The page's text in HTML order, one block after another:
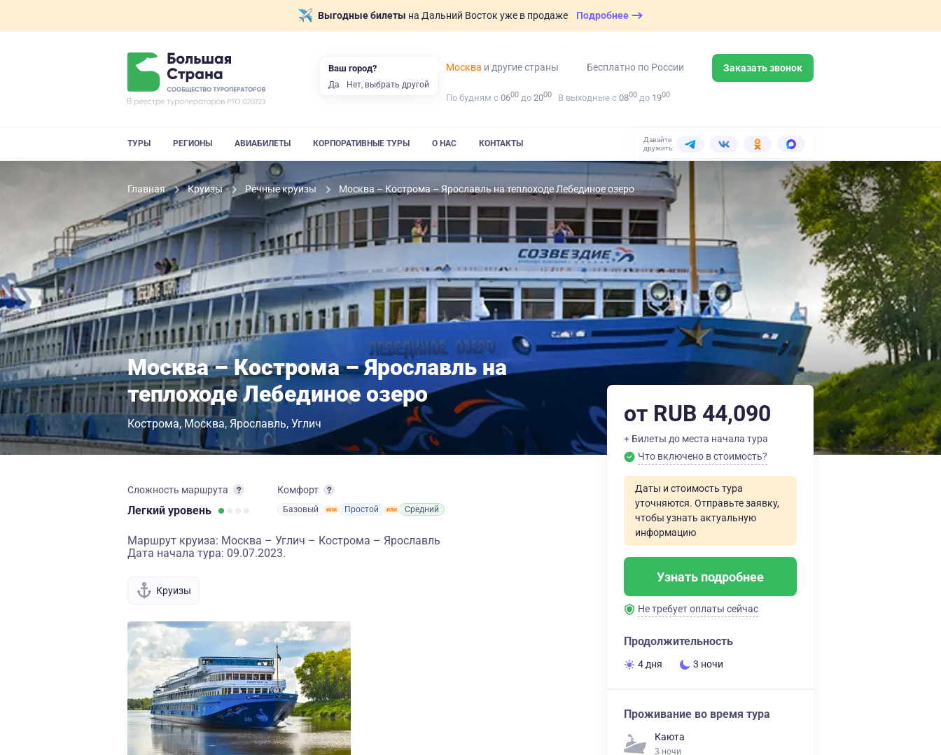
Выгодные билеты на Дальний Восток уже в продаже Подробнее
Москва и другие страны Бесплатно по России Заказать звонок
По будням с 0600 до 2000 В выходные с 0800 до 1900
ТУРЫ РЕГИОНЫ АВИАБИЛЕТЫ КОРПОРАТИВНЫЕ ТУРЫ О НАС КОНТАКТЫ
Давайте
дружить:
Главная Круизы Речные круизы Москва – Кострома – Ярославль на теплоходе Лебединое озеро
Москва – Кострома – Ярославль на
теплоходе Лебединое озеро
Кострома Москва Ярославль Углич
Сложность маршрута
Легкий уровень
Комфорт
Базовый Простой Средний
Маршрут круиза: Москва – Углич – Кострома – Ярославль
Дата начала тура: 09.07.2023.
Круизы
от RUB 44,090
+ Билеты до места начала тура
Что включено в стоимость?
Даты и стоимость тура
уточняются. Отправьте заявку,
чтобы узнать актуальную
информацию
Узнать подробнее
Не требует оплаты сейчас
Продолжительность
4 дня 3 ночи
Проживание во время тура
Каюта
3 ночи
Ваш город?
Да Нет, выбрать другой